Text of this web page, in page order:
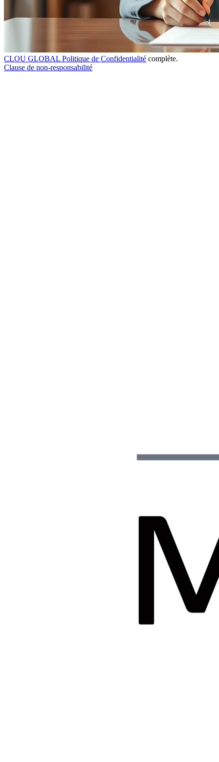
CLOU GLOBAL Politique de Confidentialité complète.
Clause de non-responsabilité